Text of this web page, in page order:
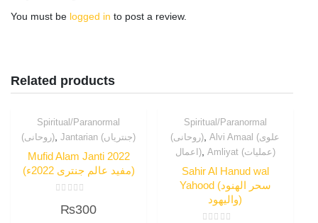
You must be logged in to post a review.
Related products
Spiritual/Paranormal
(روحانی) , Jantarian (جنتریاں)
Mufid Alam Janti 2022
(مفید عالم جنتری 2022ء)
out
₨300
Spiritual/Paranormal
(روحانی) ,Alvi Amaal (علوی
اعمال), Amliyat (عملیات)
Sahir Al Hanud wal
Yahood (سحر الھنود
والیھود)